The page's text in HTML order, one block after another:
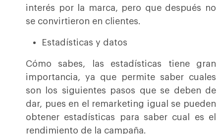
interés por la marca, pero que después no
se convirtieron en clientes.
Estadísticas y datos
Cómo sabes, las estadísticas tiene gran
importancia, ya que permite saber cuales
son los siguientes pasos que se deben de
dar, pues en el remarketing igual se pueden
obtener estadísticas para saber cual es el
rendimiento de la campaña.